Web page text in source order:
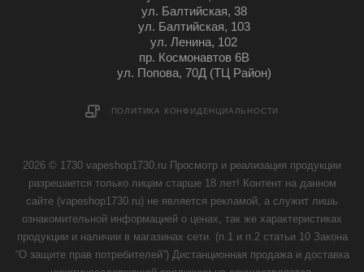
ул. Балтийская, 38
ул. Балтийская, 103
ул. Ленина, 102
пр. Космонавтов 6В
ул. Попова, 70Д (ТЦ Район)
ПОЛИТИКА КОНФИДЕНЦИАЛЬНОСТИ
2026 © 1730 vapeshop1730.ru Просмотр и реализация продукции
разрешается только лицам старше 18 лет! Контент на данном
сайте (vapeshop1730.ru) не является рекламой, а служит лишь
ознакомительной информацией о ценах, так же характеристиках
продукции и наличии в магазинах сети. (п.1 и п.2 статьи 10 Закона
“О защите прав потребителей”) Дистанционная продажа и доставка